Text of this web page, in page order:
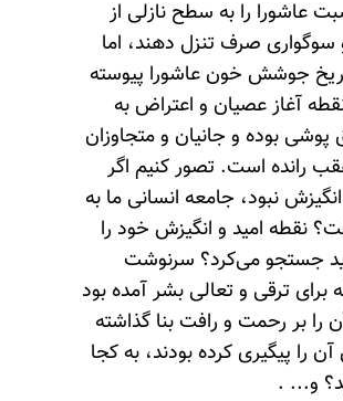
عاشورا را به سطح نازلی از
سوگواری صرف تنزل دهند، اما
جوشش خون عاشورا پیوسته
آغاز عصیان و اعتراض به
بوده و جانیان و متجاوزان
رانده است. تصور کنیم اگر
نبود، جامعه انسانی ما به
نقطه امید و انگیزش خود را
جستجو می‌کرد؟ سرنوشت
برای ترقی و تعالی بشر آمده بود
را بر رحمت و رافت بنا گذاشته
را پیگیری کرده بودند، به کجا
و... .